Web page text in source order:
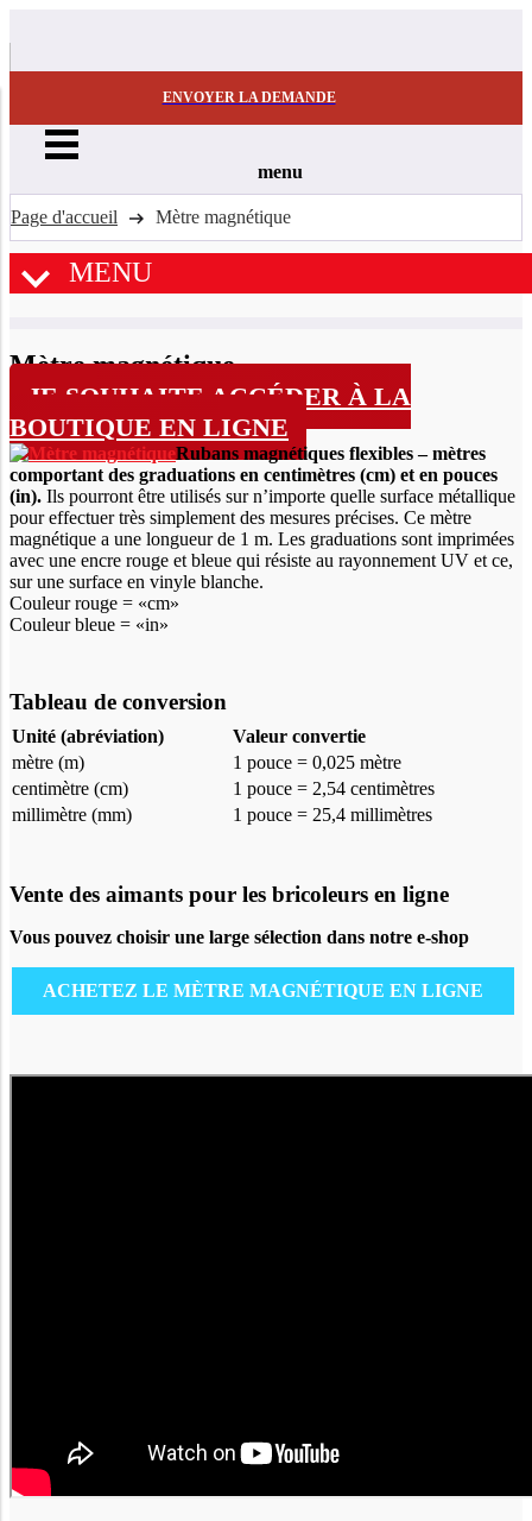
ENVOYER LA DEMANDE
menu
Page d'accueil Mètre magnétique
MENU
Mètre magnétique
JE SOUHAITE ACCÉDER À LA
BOUTIQUE EN LIGNE
Rubans magnétiques flexibles – mètres
comportant des graduations en centimètres (cm) et en pouces
(in). Ils pourront être utilisés sur n’importe quelle surface métallique
pour effectuer très simplement des mesures précises. Ce mètre
magnétique a une longueur de 1 m. Les graduations sont imprimées
avec une encre rouge et bleue qui résiste au rayonnement UV et ce,
sur une surface en vinyle blanche.
Couleur rouge = «cm»
Couleur bleue = «in»
Tableau de conversion
Unité (abréviation)
Valeur convertie
mètre (m)
1 pouce = 0,025 mètre
centimètre (cm)
1 pouce = 2,54 centimètres
millimètre (mm)
1 pouce = 25,4 millimètres
Vente des aimants pour les bricoleurs en ligne
Vous pouvez choisir une large sélection dans notre e-shop
ACHETEZ LE MÈTRE MAGNÉTIQUE EN LIGNE